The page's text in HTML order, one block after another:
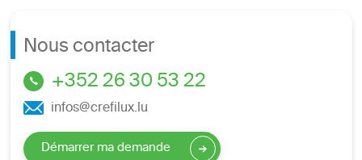
Nous contacter
+352 26 30 53 22
infos@crefilux.lu
Démarrer ma demande